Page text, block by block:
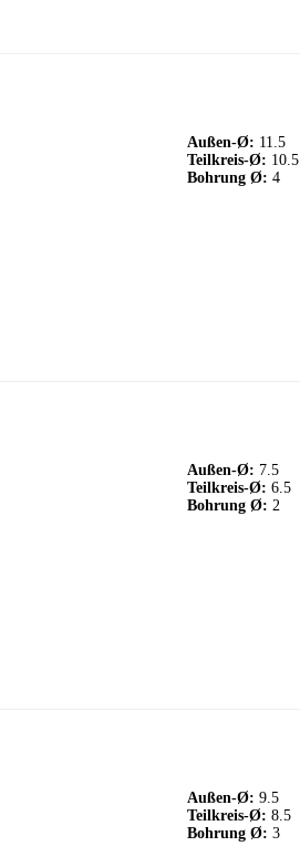
Außen-Ø: 11.5
Teilkreis-Ø: 10.5
Bohrung Ø: 4
Außen-Ø: 7.5
Teilkreis-Ø: 6.5
Bohrung Ø: 2
Außen-Ø: 9.5
Teilkreis-Ø: 8.5
Bohrung Ø: 3